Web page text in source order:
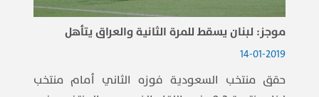
موجز: لبنان يسقط للمرة الثانية والعراق يتأهل
14-01-2019
حقق منتخب السعودية فوزه الثاني أمام منتخب